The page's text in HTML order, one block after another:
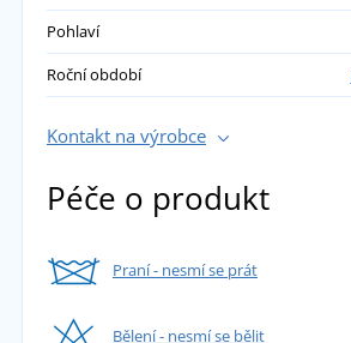
Pohlaví
Roční období
Kontakt na výrobce
Péče o produkt
Praní - nesmí se prát
Bělení - nesmí se bělit